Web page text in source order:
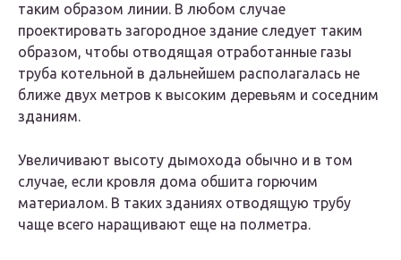
таким образом линии. В любом случае
проектировать загородное здание следует таким
образом, чтобы отводящая отработанные газы
труба котельной в дальнейшем располагалась не
ближе двух метров к высоким деревьям и соседним
зданиям.
Увеличивают высоту дымохода обычно и в том
случае, если кровля дома обшита горючим
материалом. В таких зданиях отводящую трубу
чаще всего наращивают еще на полметра.